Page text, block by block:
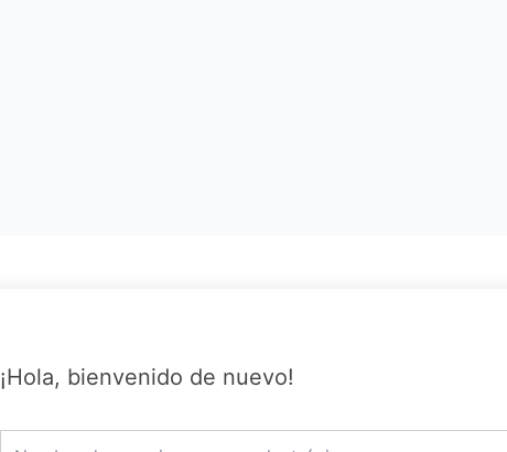
¡Hola, bienvenido de nuevo!